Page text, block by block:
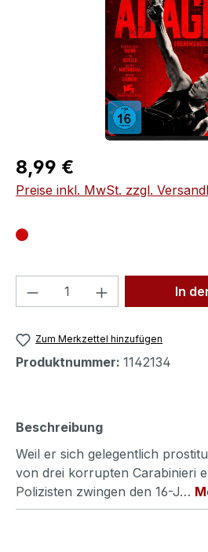
Regulärer Preis:
8,99 €
Preise inkl. MwSt. zzgl.
Produkt Anzahl: Gib
In
Zum Merkzettel hinzufügen
Produktnummer: 1142134
Beschreibung
Weil er sich gelegentlich
von drei korrupten Carabinieri
Polizisten zwingen den 16-J…